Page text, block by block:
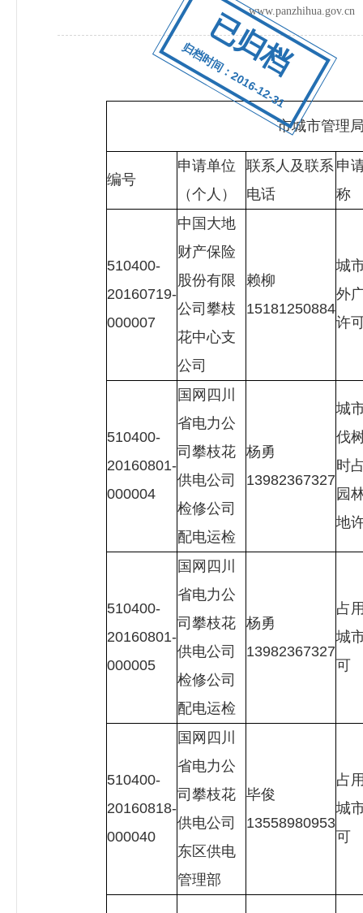
已归档
归档时间：2016-12-31
市城市管理
编号
申请单位
（个人）
联系人及联系
电话
申
称
510400-
20160719-
000007
中国大地
财产保险
股份有限
公司攀枝
花中心支
公司
赖柳
15181250884
城
外
许
510400-
20160801-
000004
国网四川
省电力公
司攀枝花
供电公司
检修公司
配电运检
杨勇
13982367327
城
伐
时
园
地
510400-
20160801-
000005
国网四川
省电力公
司攀枝花
供电公司
检修公司
配电运检
杨勇
13982367327
占
城
可
510400-
20160818-
000040
国网四川
省电力公
司攀枝花
供电公司
东区供电
管理部
毕俊
13558980953
占
城
可